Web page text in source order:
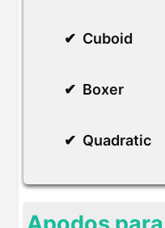
Cuboid
Boxer
Quadratic